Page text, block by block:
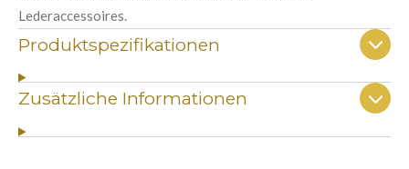
Lederaccessoires.
Produktspezifikationen
Zusätzliche Informationen